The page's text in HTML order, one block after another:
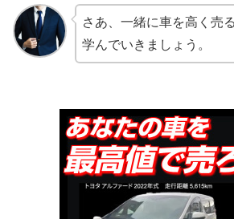
さあ、一緒に車を高く売
学んでいきましょう。